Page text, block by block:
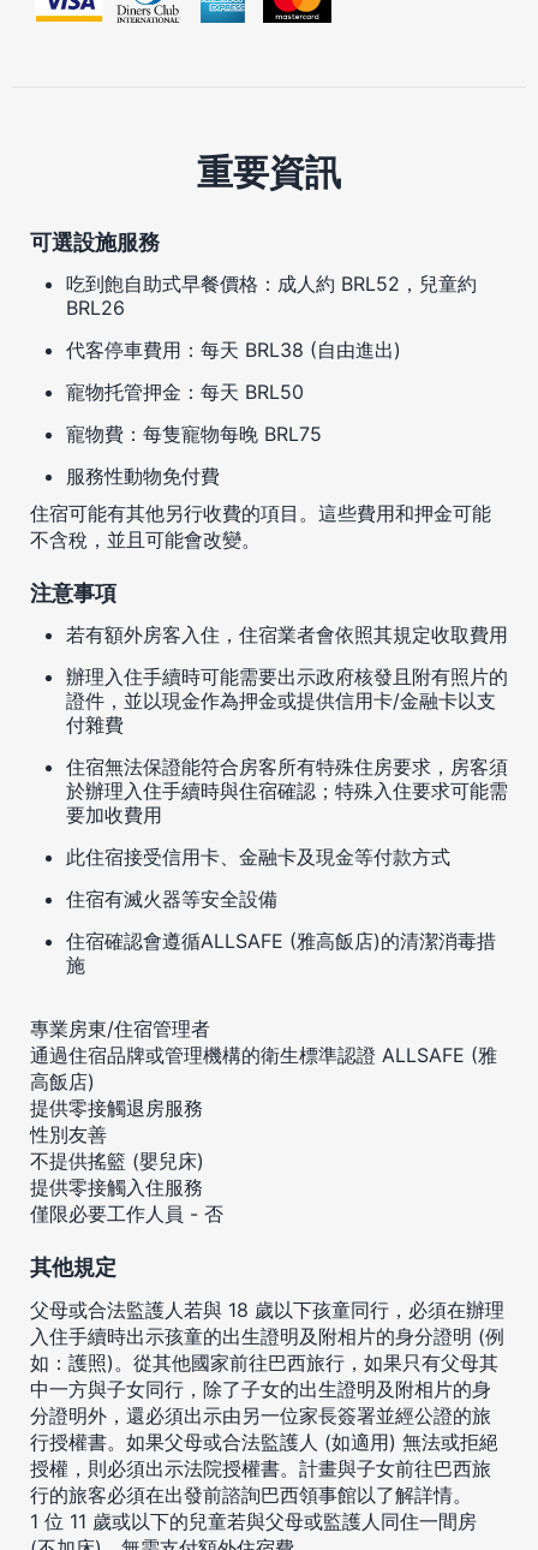
重要資訊
可選設施服務
吃到飽自助式早餐價格：成人約 BRL52，兒童約
BRL26
代客停車費用：每天 BRL38 (自由進出)
寵物托管押金：每天 BRL50
寵物費：每隻寵物每晚 BRL75
服務性動物免付費
住宿可能有其他另行收費的項目。這些費用和押金可能
不含稅，並且可能會改變。
注意事項
若有額外房客入住，住宿業者會依照其規定收取費用
辦理入住手續時可能需要出示政府核發且附有照片的
證件，並以現金作為押金或提供信用卡/金融卡以支
付雜費
住宿無法保證能符合房客所有特殊住房要求，房客須
於辦理入住手續時與住宿確認；特殊入住要求可能需
要加收費用
此住宿接受信用卡、金融卡及現金等付款方式
住宿有滅火器等安全設備
住宿確認會遵循ALLSAFE (雅高飯店)的清潔消毒措
施
專業房東/住宿管理者
通過住宿品牌或管理機構的衛生標準認證 ALLSAFE (雅
高飯店)
提供零接觸退房服務
性別友善
不提供搖籃 (嬰兒床)
提供零接觸入住服務
僅限必要工作人員 - 否
其他規定
父母或合法監護人若與 18 歲以下孩童同行，必須在辦理
入住手續時出示孩童的出生證明及附相片的身分證明 (例
如：護照)。從其他國家前往巴西旅行，如果只有父母其
中一方與子女同行，除了子女的出生證明及附相片的身
分證明外，還必須出示由另一位家長簽署並經公證的旅
行授權書。如果父母或合法監護人 (如適用) 無法或拒絕
授權，則必須出示法院授權書。計畫與子女前往巴西旅
行的旅客必須在出發前諮詢巴西領事館以了解詳情。
1 位 11 歲或以下的兒童若與父母或監護人同住一間房